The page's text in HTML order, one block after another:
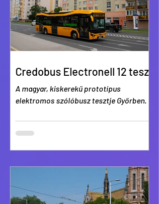
Credobus Electronell 12 teszt
A magyar, kiskerekű prototípus
elektromos szólóbusz tesztje Győrben.